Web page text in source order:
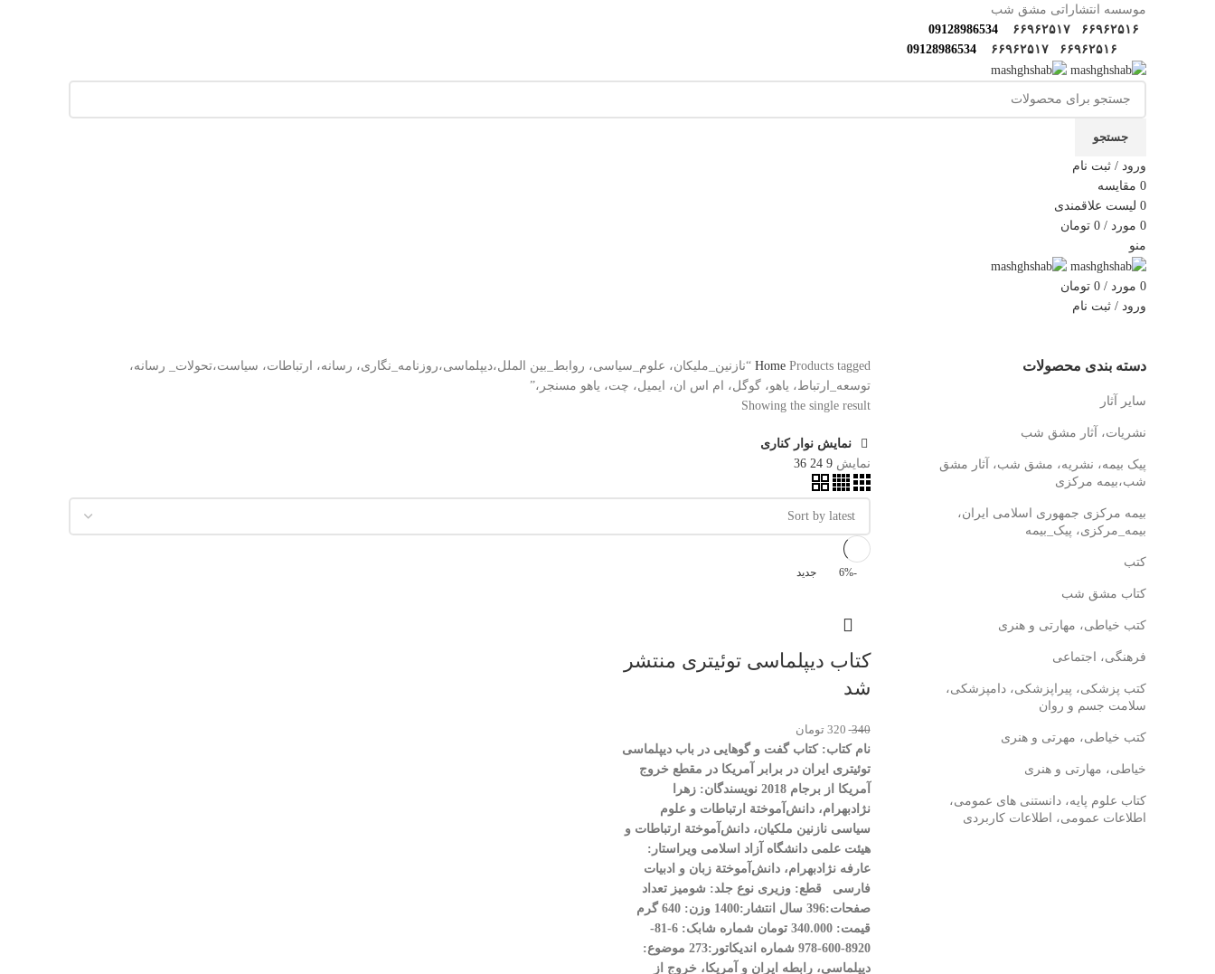
موسسه انتشاراتی مشق شب
۶۶۹۶۲۵۱۶
۶۶۹۶۲۵۱۷
09128986534
۶۶۹۶۲۵۱۶
۶۶۹۶۲۵۱۷ 09128986534
جستجو
ورود / ثبت نام
0 مقایسه
0 لیست علاقمندی
0 مورد /
0 تومان
منو
0 مورد /
0 تومان
ورود / ثبت نام
دسته بندی محصولات
سایر آثار
نشریات، آثار مشق شب
پیک بیمه، نشریه، مشق شب، آثار مشق
شب،بیمه مرکزی
بیمه مرکزی جمهوری اسلامی ایران،
بیمه_مرکزی، پیک_بیمه
کتب
کتاب مشق شب
کتب خیاطی، مهارتی و هنری
فرهنگی، اجتماعی
کتب پزشکی، پیراپزشکی، دامپزشکی،
سلامت جسم و روان
کتب خیاطی، مهرتی و هنری
خیاطی، مهارتی و هنری
کتاب علوم پایه، دانستنی های عمومی،
اطلاعات عمومی، اطلاعات کاربردی
Home Products tagged “نازنین_ملیکان، علوم_سیاسی، روابط_بین الملل،دیپلماسی،روزنامه_نگاری، رسانه، ارتباطات، سیاست،تحولات_ رسانه،
توسعه_ارتباط، یاهو، گوگل، ام اس ان، ایمیل، چت، یاهو مسنجر،”
Showing the single result
نمایش نوار کناری
نمایش9
24
36
-6% جدید
کتاب دیپلماسی توئیتری منتشر
شد
340
320 تومان
نام کتاب: کتاب گفت و گوهایی در باب دیپلماسی
توئیتری ایران در برابر آمریکا در مقطع خروج
آمریکا از برجام 2018
نویسندگان: زهرا
نژادبهرام، دانش‌آموختة ارتباطات و علوم
سیاسی نازنین ملکیان، دانش‌آموختة ارتباطات و
هیئت علمی دانشگاه آزاد اسلامی ویراستار:
عارفه نژاد‌بهرام، دانش‌آموختة زبان و ادبیات
فارسی
قطع: وزیری نوع جلد: شومیز تعداد
صفحات:396
سال انتشار:1400
وزن: 640 گرم
قیمت: 340.000 تومان
شماره شابک: 6-81-
8920-600-978
شماره اندیکاتور:273
موضوع:
دیپلماسی، رابطه ایران و آمریکا، خروج از